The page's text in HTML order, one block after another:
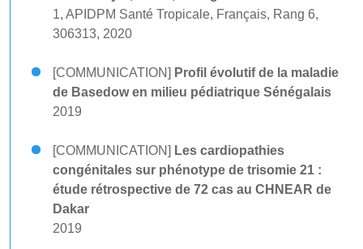
1, APIDPM Santé Tropicale, Français, Rang 6,
306313, 2020
[COMMUNICATION] Profil évolutif de la maladie
de Basedow en milieu pédiatrique Sénégalais
2019
[COMMUNICATION] Les cardiopathies
congénitales sur phénotype de trisomie 21 :
étude rétrospective de 72 cas au CHNEAR de
Dakar
2019